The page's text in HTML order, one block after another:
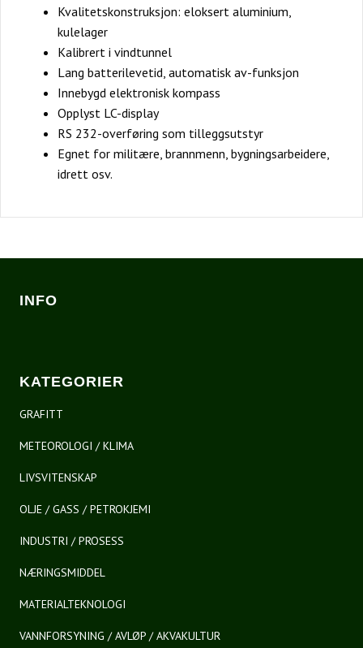
Kvalitetskonstruksjon: eloksert aluminium,
kulelager
Kalibrert i vindtunnel
Lang batterilevetid, automatisk av-funksjon
Innebygd elektronisk kompass
Opplyst LC-display
RS 232-overføring som tilleggsutstyr
Egnet for militære, brannmenn, bygningsarbeidere,
idrett osv.
INFO
KATEGORIER
GRAFITT
METEOROLOGI / KLIMA
LIVSVITENSKAP
OLJE / GASS / PETROKJEMI
INDUSTRI / PROSESS
NÆRINGSMIDDEL
MATERIALTEKNOLOGI
VANNFORSYNING / AVLØP / AKVAKULTUR